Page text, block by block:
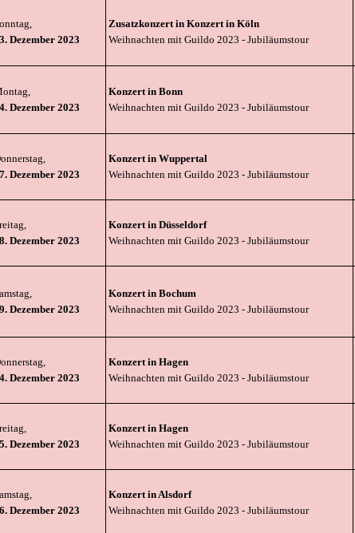
Dezember 2023
Zusatzkonzert in Konzert in Köln
Weihnachten mit Guildo 2023 - Jubiläumstour
Dezember 2023
Konzert in Bonn
Weihnachten mit Guildo 2023 - Jubiläumstour
Dezember 2023
Konzert in Wuppertal
Weihnachten mit Guildo 2023 - Jubiläumstour
Dezember 2023
Konzert in Düsseldorf
Weihnachten mit Guildo 2023 - Jubiläumstour
Dezember 2023
Konzert in Bochum
Weihnachten mit Guildo 2023 - Jubiläumstour
Dezember 2023
Konzert in Hagen
Weihnachten mit Guildo 2023 - Jubiläumstour
Dezember 2023
Konzert in Hagen
Weihnachten mit Guildo 2023 - Jubiläumstour
Dezember 2023
Konzert in Alsdorf
Weihnachten mit Guildo 2023 - Jubiläumstour